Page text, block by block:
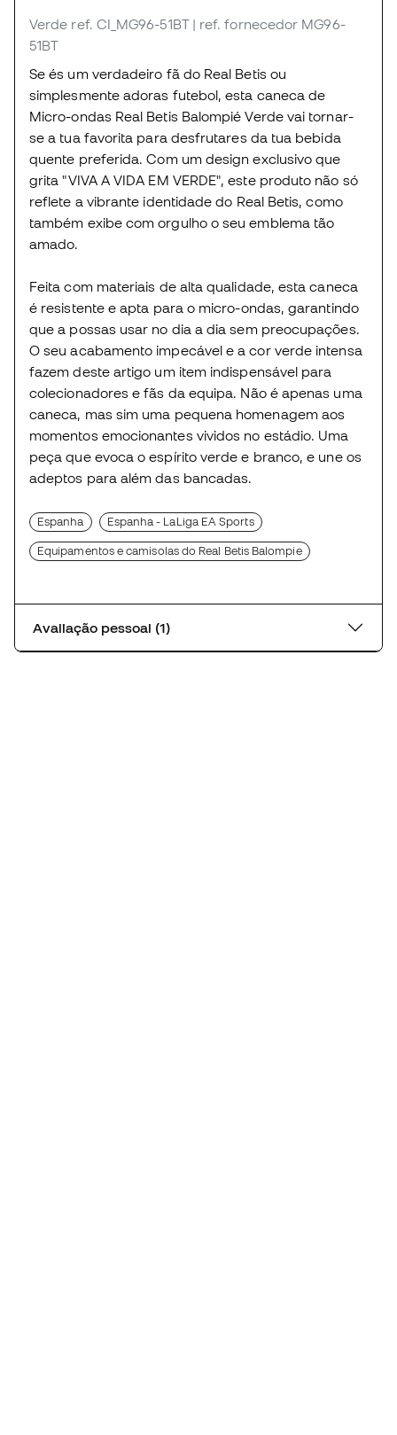
Verde ref. CI_MG96-51BT | ref. fornecedor MG96-
51BT
Se és um verdadeiro fã do Real Betis ou
simplesmente adoras futebol, esta caneca de
Micro-ondas Real Betis Balompié Verde vai tornar-
se a tua favorita para desfrutares da tua bebida
quente preferida. Com um design exclusivo que
grita "VIVA A VIDA EM VERDE", este produto não só
reflete a vibrante identidade do Real Betis, como
também exibe com orgulho o seu emblema tão
amado.
Feita com materiais de alta qualidade, esta caneca
é resistente e apta para o micro-ondas, garantindo
que a possas usar no dia a dia sem preocupações.
O seu acabamento impecável e a cor verde intensa
fazem deste artigo um item indispensável para
colecionadores e fãs da equipa. Não é apenas uma
caneca, mas sim uma pequena homenagem aos
momentos emocionantes vividos no estádio. Uma
peça que evoca o espírito verde e branco, e une os
adeptos para além das bancadas.
Espanha Espanha - LaLiga EA Sports
Equipamentos e camisolas do Real Betis Balompie
Avaliação pessoal (1)